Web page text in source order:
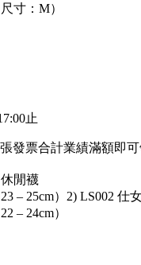
寸：M）
止
票合計業績滿額即
休閒襪
23 – 25cm）2) LS002 仕
– 24cm）